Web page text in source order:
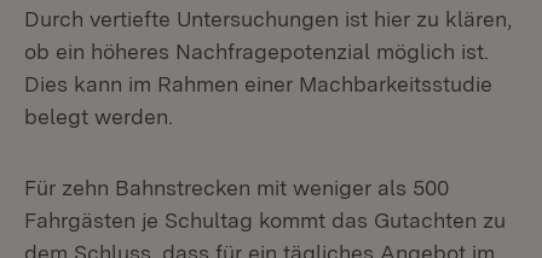
Durch vertiefte Untersuchungen ist hier zu klären,
ob ein höheres Nachfragepotenzial möglich ist.
Dies kann im Rahmen einer Machbarkeitsstudie
belegt werden.
Für zehn Bahnstrecken mit weniger als 500
Fahrgästen je Schultag kommt das Gutachten zu
dem Schluss, dass für ein tägliches Angebot im